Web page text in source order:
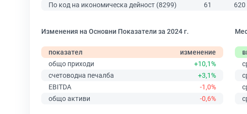
По код на икономическа дейност (8299)
61 620
Изменения на Основни Показатели за 2024 г.
показател
изменение
общо приходи
+10,1%
счетоводна печалба
+3,1%
EBITDA
-1,0%
общо активи
-0,6%